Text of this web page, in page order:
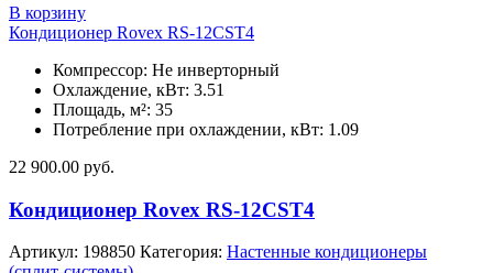
В корзину
Кондиционер Rovex RS-12CST4
Компрессор: Не инверторный
Охлаждение, кВт: 3.51
Площадь, м²: 35
Потребление при охлаждении, кВт: 1.09
22 900.00 руб.
Кондиционер Rovex RS-12CST4
Артикул: 198850 Категория: Настенные кондиционеры